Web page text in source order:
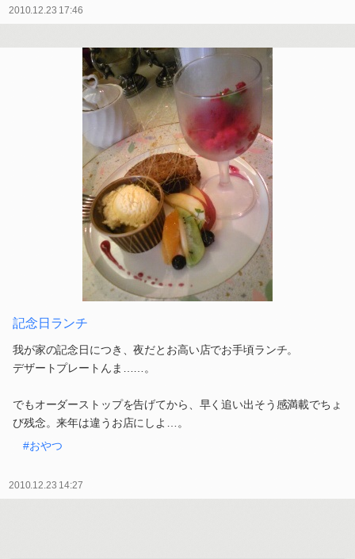
2010.12.23 17:46
記念日ランチ
我が家の記念日につき、夜だとお高い店でお手頃ランチ。
デザートプレートんま……。
でもオーダーストップを告げてから、早く追い出そう感満載でちょ
び残念。来年は違うお店にしよ…。
#おやつ
2010.12.23 14:27